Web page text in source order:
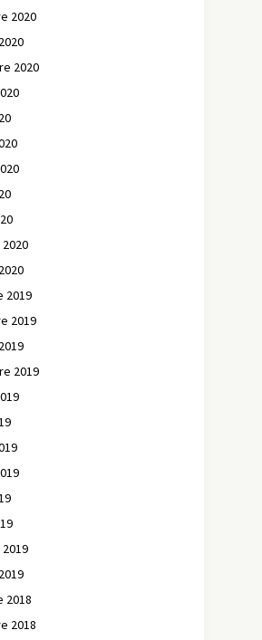
2020
2020
2019
2019
2019
2018
2018